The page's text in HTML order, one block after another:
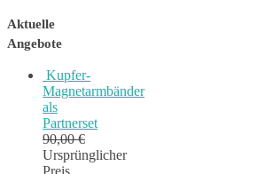
Aktuelle
Angebote
Kupfer-
Magnetarmbänder
als
Partnerset
90,00€
Ursprünglicher
Preis